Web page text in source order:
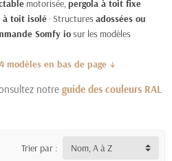
motorisée, pergola à toit fixe
à toit isolé · Structuresadossées ou
Somfy iosur les modèles
modèles en bas de page ↓
notre guide des couleurs RAL
Trier par : Nom, A à Z